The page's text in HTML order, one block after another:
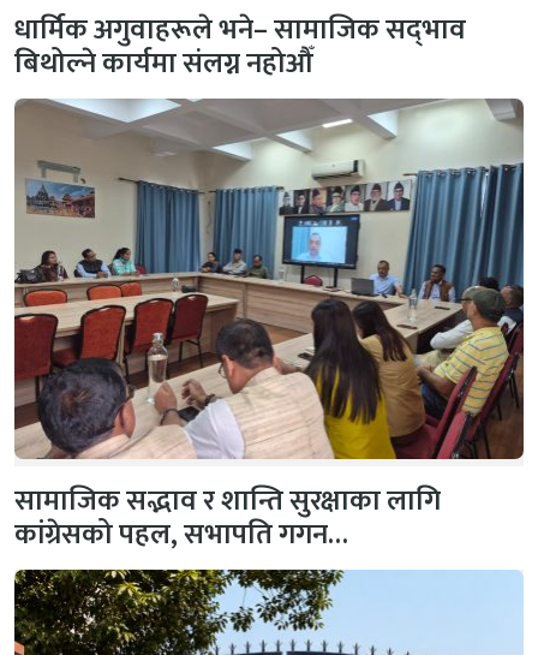
धार्मिक अगुवाहरूले भने– सामाजिक सद्‌भाव
बिथोल्ने कार्यमा संलग्न नहोऔँ
सामाजिक सद्भाव र शान्ति सुरक्षाका लागि
कांग्रेसको पहल, सभापति गगन…